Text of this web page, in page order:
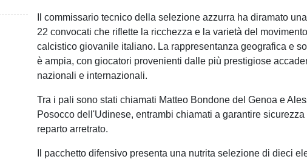
Il commissario tecnico della selezione azzurra ha diramato
22 convocati che riflette la ricchezza e la varietà del movimento
calcistico giovanile italiano. La rappresentanza geografica e
è ampia, con giocatori provenienti dalle più prestigiose
nazionali e internazionali.
Tra i pali sono stati chiamati Matteo Bondone del Genoa e
Posocco dell'Udinese, entrambi chiamati a garantire sicurezza
reparto arretrato.
Il pacchetto difensivo presenta una nutrita selezione di dieci